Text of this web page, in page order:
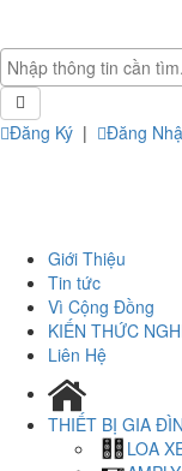
Đăng Ký | Đăng
Giới Thiệu
Tin tức
Vì Cộng Đồng
KIẾN THỨC
Liên Hệ
THIẾT BỊ GIA
LOA